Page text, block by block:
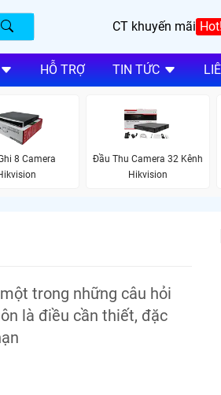
CT khuyến mãi Hot!
HỖ TRỢ TIN TỨC
8 Camera
Đầu Thu Camera 32 Kênh
Hikvision
trong những câu hỏi
là điều cần thiết, đặc